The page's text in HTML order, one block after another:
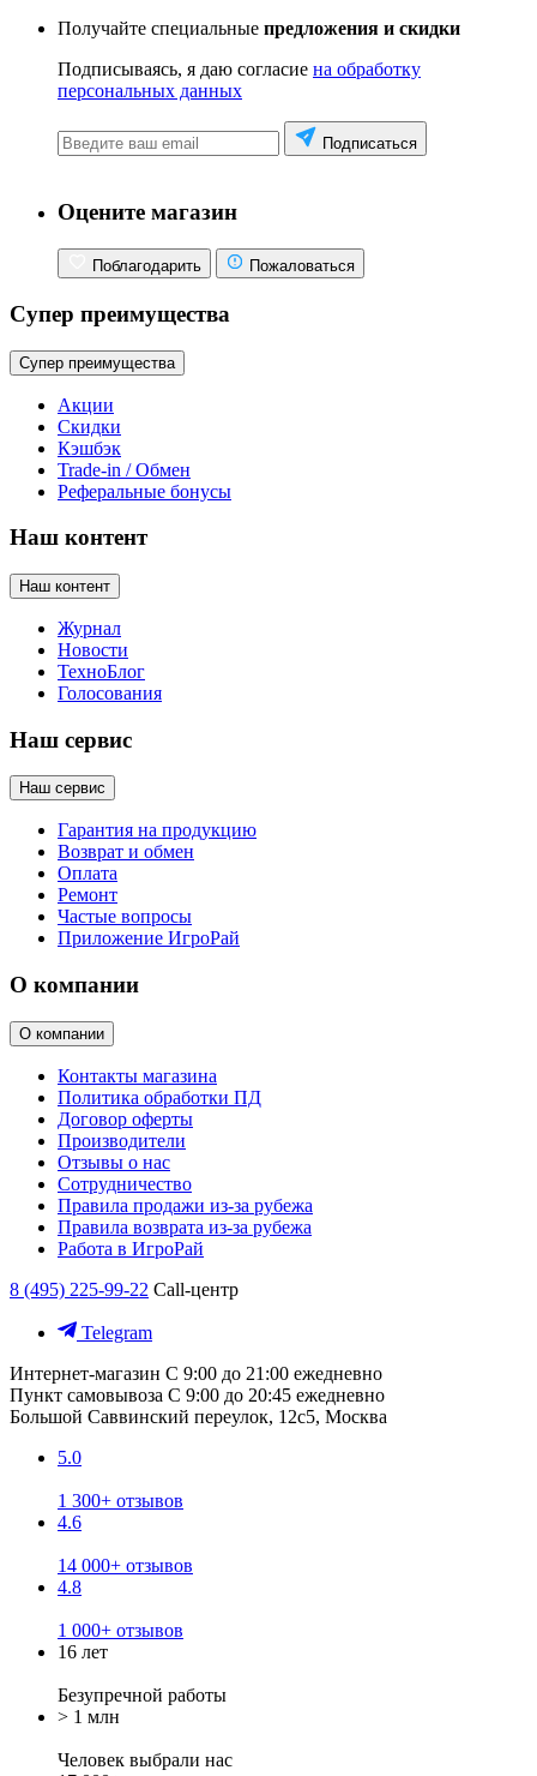
Получайте специальные предложения и скидки
Подписываясь, я даю согласие на обработку
персональных данных
Подписаться
Оцените магазин
Поблагодарить Пожаловаться
Супер преимущества
Супер преимущества
Акции
Скидки
Кэшбэк
Trade-in / Обмен
Реферальные бонусы
Наш контент
Наш контент
Журнал
Новости
ТехноБлог
Голосования
Наш сервис
Наш сервис
Гарантия на продукцию
Возврат и обмен
Оплата
Ремонт
Частые вопросы
Приложение ИгроРай
О компании
О компании
Контакты магазина
Политика обработки ПД
Договор оферты
Производители
Отзывы о нас
Сотрудничество
Правила продажи из-за рубежа
Правила возврата из-за рубежа
Работа в ИгроРай
8 (495) 225-99-22 Call-центр
Telegram
Интернет-магазин С 9:00 до 21:00 ежедневно
Пункт самовывоза С 9:00 до 20:45 ежедневно
Большой Саввинский переулок, 12с5, Москва
5.0
1 300+ отзывов
4.6
14 000+ отзывов
4.8
1 000+ отзывов
16 лет
Безупречной работы
> 1 млн
Человек выбрали нас